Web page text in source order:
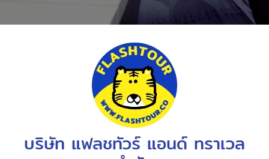
บริษัท แฟลชทัวร์ แอนด์ ทราเวล